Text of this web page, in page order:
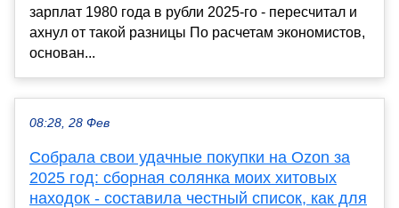
зарплат 1980 года в рубли 2025-го - пересчитал и
ахнул от такой разницы По расчетам экономистов,
основан...
08:28, 28 Фев
Собрала свои удачные покупки на Ozon за
2025 год: сборная солянка моих хитовых
находок - составила честный список, как для